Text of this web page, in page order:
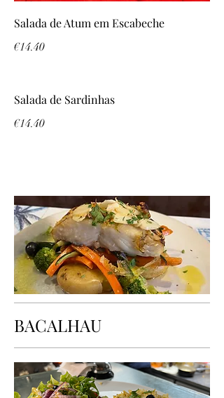
Salada de Atum em Escabeche
€14.40
Salada de Sardinhas
€14.40
BACALHAU